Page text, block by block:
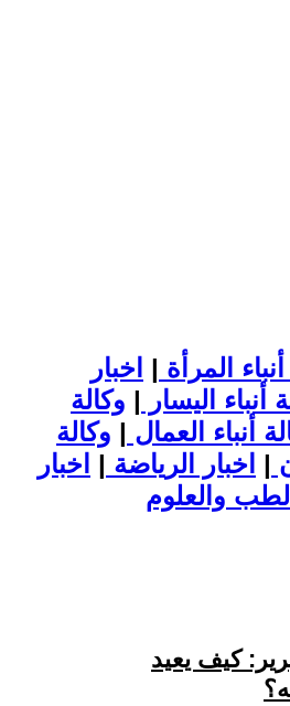
المرأة | اخبار
أنباء اليسار | وكالة
أنباء العمال | وكالة
| اخبار الرياضة | اخبار
كيف يعيد